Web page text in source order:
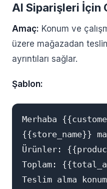
Al Siparişleri İçin
Amaç: Konum ve
üzere mağazadan
ayrıntıları sağlar.
Şablon:
Merhaba
{{store_name}}
Ürünler:
Toplam:
Teslim alma